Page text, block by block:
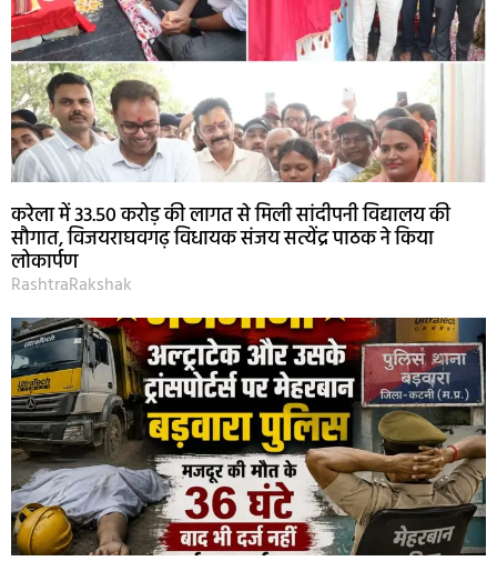
करेला में 33.50 करोड़ की लागत से मिली सांदीपनी विद्यालय की
सौगात, विजयराघवगढ़ विधायक संजय सत्येंद्र पाठक ने किया
लोकार्पण
RashtraRakshak